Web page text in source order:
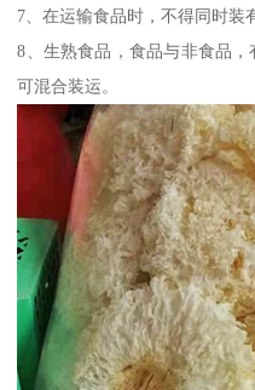
7、在运输食品时，不得同时装
8、生熟食品，食品与非食品
可混合装运。